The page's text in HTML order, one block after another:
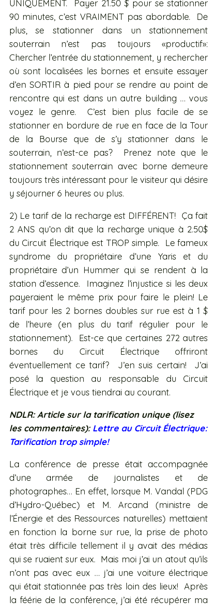
UNIQUEMENT. Payer 21.50 $ pour se stationner
90 minutes, c’est VRAIMENT pas abordable. De
plus, se stationner dans un stationnement
souterrain n’est pas toujours «productif»:
Chercher l’entrée du stationnement, y rechercher
où sont localisées les bornes et ensuite essayer
d’en SORTIR à pied pour se rendre au point de
rencontre qui est dans un autre building … vous
voyez le genre. C’est bien plus facile de se
stationner en bordure de rue en face de la Tour
de la Bourse que de s’y stationner dans le
souterrain, n’est-ce pas? Prenez note que le
stationnement souterrain avec borne demeure
toujours très intéressant pour le visiteur qui désire
y séjourner 6 heures ou plus.
2) Le tarif de la recharge est DIFFÉRENT! Ça fait
2 ANS qu’on dit que la recharge unique à 2.50$
du Circuit Électrique est TROP simple. Le fameux
syndrome du propriétaire d’une Yaris et du
propriétaire d’un Hummer qui se rendent à la
station d’essence. Imaginez l’injustice si les deux
payeraient le même prix pour faire le plein! Le
tarif pour les 2 bornes doubles sur rue est à 1 $
de l’heure (en plus du tarif régulier pour le
stationnement). Est-ce que certaines 272 autres
bornes du Circuit Électrique offriront
éventuellement ce tarif? J’en suis certain! J’ai
posé la question au responsable du Circuit
Électrique et je vous tiendrai au courant.
NDLR: Article sur la tarification unique (lisez
les commentaires): Lettre au Circuit Électrique:
Tarification trop simple!
La conférence de presse était accompagnée
d’une armée de journalistes et de
photographes… En effet, lorsque M. Vandal (PDG
d’Hydro-Québec) et M. Arcand (ministre de
l’Énergie et des Ressources naturelles) mettaient
en fonction la borne sur rue, la prise de photo
était très difficile tellement il y avait des médias
qui se ruaient sur eux. Mais moi j’ai un atout qu’ils
n’ont pas avec eux … j’ai une voiture électrique
qui était stationnée pas très loin des lieux! Après
la féérie de la conférence, j’ai été récupérer ma